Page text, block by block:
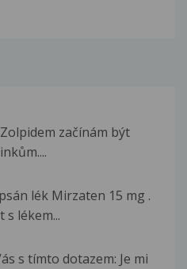
začínám být
lék Mirzaten 15 mg .
s lékem...
s tímto dotazem: Je mi